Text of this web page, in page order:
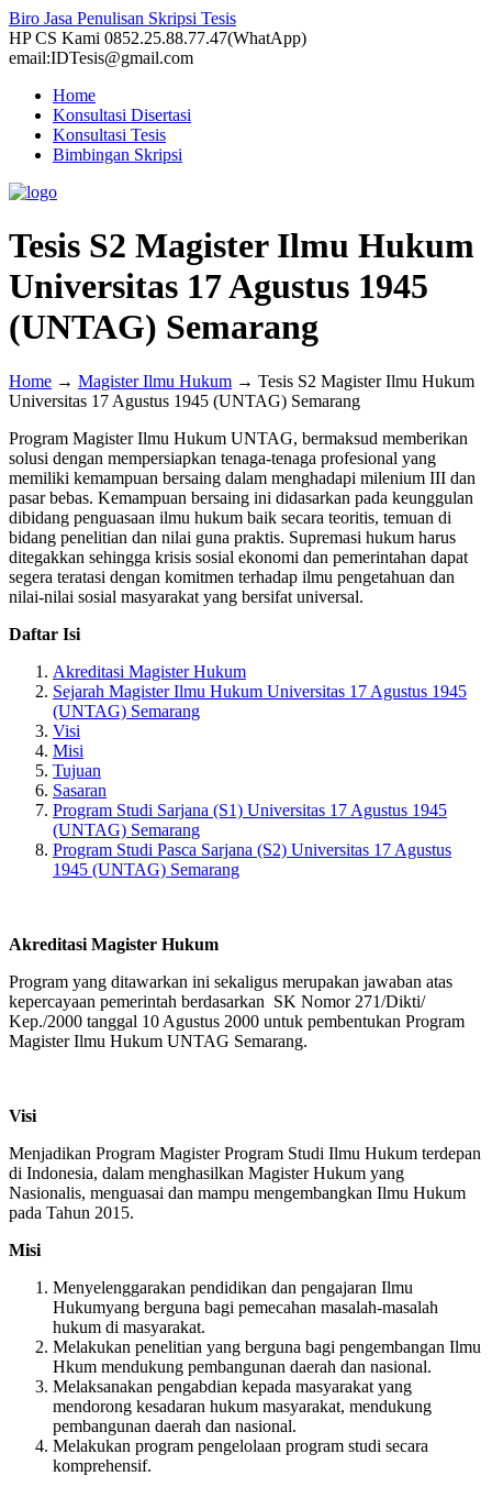
Biro Jasa Penulisan Skripsi Tesis
HP CS Kami 0852.25.88.77.47(WhatApp)
email:IDTesis@gmail.com
Home
Konsultasi Disertasi
Konsultasi Tesis
Bimbingan Skripsi
Tesis S2 Magister Ilmu Hukum
Universitas 17 Agustus 1945
(UNTAG) Semarang
Home → Magister Ilmu Hukum → Tesis S2 Magister Ilmu Hukum
Universitas 17 Agustus 1945 (UNTAG) Semarang
Program Magister Ilmu Hukum UNTAG, bermaksud memberikan
solusi dengan mempersiapkan tenaga-tenaga profesional yang
memiliki kemampuan bersaing dalam menghadapi milenium III dan
pasar bebas. Kemampuan bersaing ini didasarkan pada keunggulan
dibidang penguasaan ilmu hukum baik secara teoritis, temuan di
bidang penelitian dan nilai guna praktis. Supremasi hukum harus
ditegakkan sehingga krisis sosial ekonomi dan pemerintahan dapat
segera teratasi dengan komitmen terhadap ilmu pengetahuan dan
nilai-nilai sosial masyarakat yang bersifat universal.
Daftar Isi
Akreditasi Magister Hukum
Sejarah Magister Ilmu Hukum Universitas 17 Agustus 1945
(UNTAG) Semarang
Visi
Misi
Tujuan
Sasaran
Program Studi Sarjana (S1) Universitas 17 Agustus 1945
(UNTAG) Semarang
Program Studi Pasca Sarjana (S2) Universitas 17 Agustus
1945 (UNTAG) Semarang
Akreditasi Magister Hukum
Program yang ditawarkan ini sekaligus merupakan jawaban atas
kepercayaan pemerintah berdasarkan SK Nomor 271/Dikti/
Kep./2000 tanggal 10 Agustus 2000 untuk pembentukan Program
Magister Ilmu Hukum UNTAG Semarang.
Visi
Menjadikan Program Magister Program Studi Ilmu Hukum terdepan
di Indonesia, dalam menghasilkan Magister Hukum yang
Nasionalis, menguasai dan mampu mengembangkan Ilmu Hukum
pada Tahun 2015.
Misi
Menyelenggarakan pendidikan dan pengajaran Ilmu
Hukumyang berguna bagi pemecahan masalah-masalah
hukum di masyarakat.
Melakukan penelitian yang berguna bagi pengembangan Ilmu
Hkum mendukung pembangunan daerah dan nasional.
Melaksanakan pengabdian kepada masyarakat yang
mendorong kesadaran hukum masyarakat, mendukung
pembangunan daerah dan nasional.
Melakukan program pengelolaan program studi secara
komprehensif.